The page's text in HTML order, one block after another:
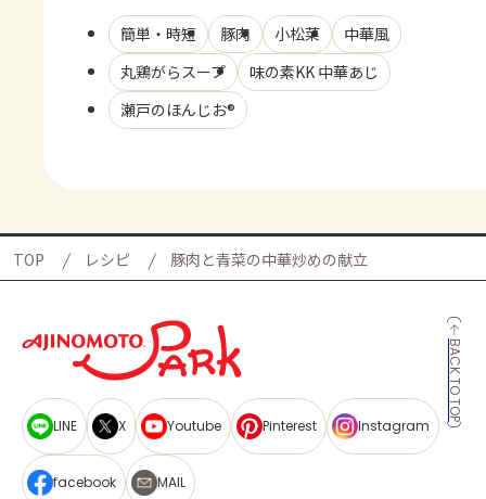
簡単・時短 豚肉 小松菜
中華風
丸鶏がらスープ
味の素KK 中華あじ
瀬戸のほんじお®
TOP レシピ 豚肉と青菜の中華炒めの献立
BACK TO TOP
LINE X Youtube Pinterest Instagram
facebook MAIL